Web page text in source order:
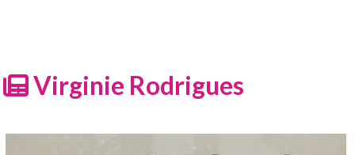
Virginie Rodrigues